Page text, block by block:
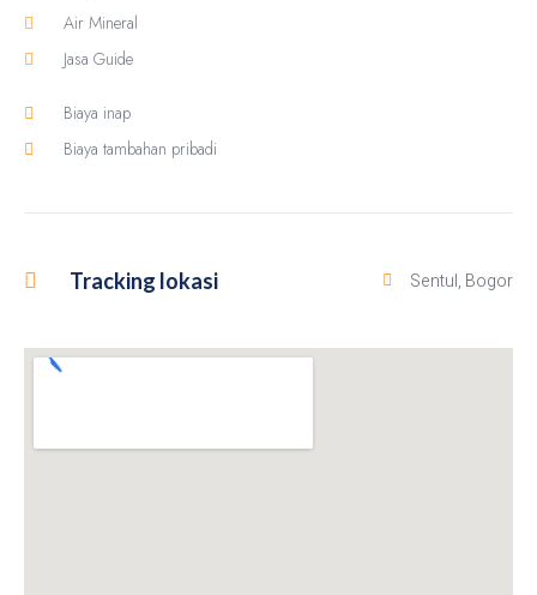
Air Mineral
Jasa Guide
Biaya inap
Biaya tambahan pribadi
Tracking lokasi Sentul, Bogor